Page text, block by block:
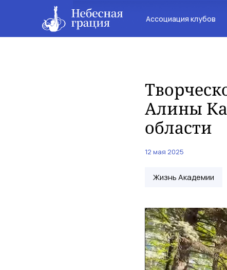
Ассоциация клубов
Алины
области
12 мая 2025
Жизнь Академии